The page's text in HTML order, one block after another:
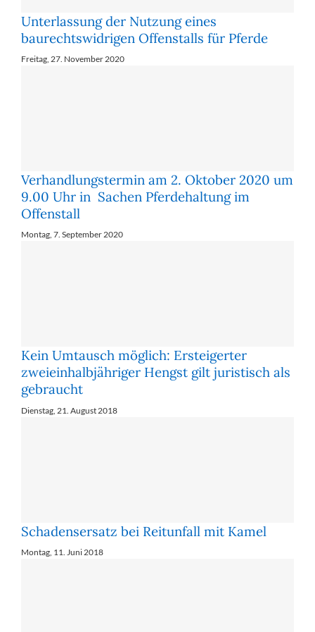
Unterlassung der Nutzung eines
baurechtswidrigen Offenstalls für Pferde
Freitag, 27. November 2020
Verhandlungstermin am 2. Oktober 2020 um
9.00 Uhr in Sachen Pferdehaltung im
Offenstall
Montag, 7. September 2020
Kein Umtausch möglich: Ersteigerter
zweieinhalbjähriger Hengst gilt juristisch als
gebraucht
Dienstag, 21. August 2018
Schadensersatz bei Reitunfall mit Kamel
Montag, 11. Juni 2018